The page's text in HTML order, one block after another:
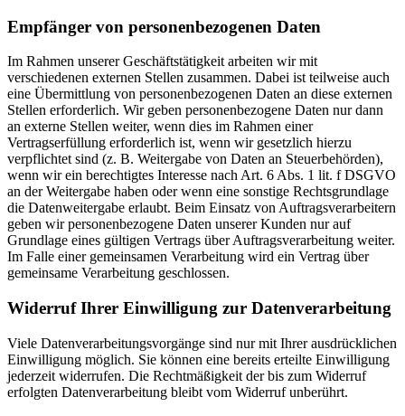
Empfänger von personenbezogenen Daten
Im Rahmen unserer Geschäftstätigkeit arbeiten wir mit
verschiedenen externen Stellen zusammen. Dabei ist teilweise auch
eine Übermittlung von personenbezogenen Daten an diese externen
Stellen erforderlich. Wir geben personenbezogene Daten nur dann
an externe Stellen weiter, wenn dies im Rahmen einer
Vertragserfüllung erforderlich ist, wenn wir gesetzlich hierzu
verpflichtet sind (z. B. Weitergabe von Daten an Steuerbehörden),
wenn wir ein berechtigtes Interesse nach Art. 6 Abs. 1 lit. f DSGVO
an der Weitergabe haben oder wenn eine sonstige Rechtsgrundlage
die Datenweitergabe erlaubt. Beim Einsatz von Auftragsverarbeitern
geben wir personenbezogene Daten unserer Kunden nur auf
Grundlage eines gültigen Vertrags über Auftragsverarbeitung weiter.
Im Falle einer gemeinsamen Verarbeitung wird ein Vertrag über
gemeinsame Verarbeitung geschlossen.
Widerruf Ihrer Einwilligung zur Datenverarbeitung
Viele Datenverarbeitungsvorgänge sind nur mit Ihrer ausdrücklichen
Einwilligung möglich. Sie können eine bereits erteilte Einwilligung
jederzeit widerrufen. Die Rechtmäßigkeit der bis zum Widerruf
erfolgten Datenverarbeitung bleibt vom Widerruf unberührt.